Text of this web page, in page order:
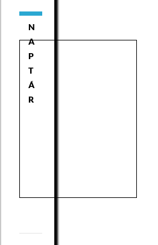
N
A
P
T
Á
R